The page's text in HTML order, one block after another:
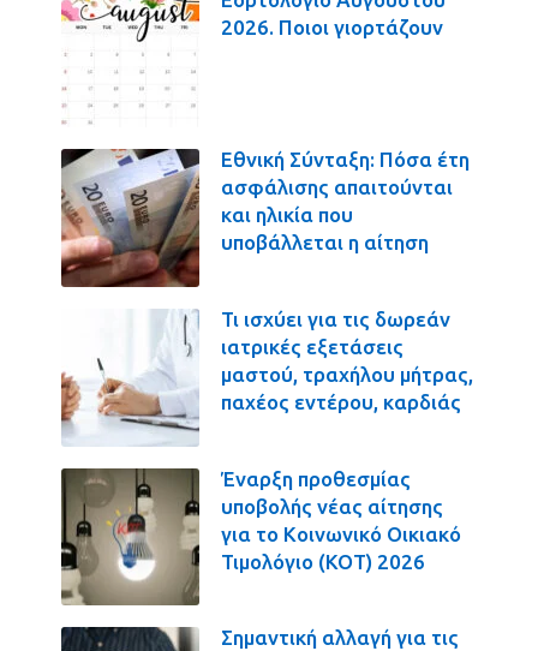
2026. Ποιοι γιορτάζουν
Εθνική Σύνταξη: Πόσα έτη
ασφάλισης απαιτούνται
και ηλικία που
υποβάλλεται η αίτηση
Τι ισχύει για τις δωρεάν
ιατρικές εξετάσεις
μαστού, τραχήλου μήτρας,
παχέος εντέρου, καρδιάς
Έναρξη προθεσμίας
υποβολής νέας αίτησης
για το Κοινωνικό Οικιακό
Τιμολόγιο (ΚΟΤ) 2026
Σημαντική αλλαγή για τις